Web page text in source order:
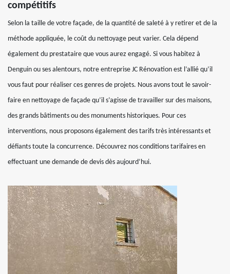
compétitifs
Selon la taille de votre façade, de la quantité de saleté à y retirer et de la
méthode appliquée, le coût du nettoyage peut varier. Cela dépend
également du prestataire que vous aurez engagé. Si vous habitez à
Denguin ou ses alentours, notre entreprise JC Rénovation est l’allié qu’il
vous faut pour réaliser ces genres de projets. Nous avons tout le savoir-
faire en nettoyage de façade qu’il s’agisse de travailler sur des maisons,
des grands bâtiments ou des monuments historiques. Pour ces
interventions, nous proposons également des tarifs très intéressants et
défiants toute la concurrence. Découvrez nos conditions tarifaires en
effectuant une demande de devis dès aujourd’hui.